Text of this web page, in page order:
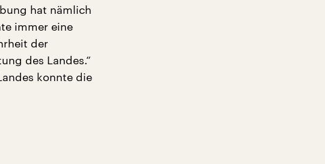
hat nämlich
immer eine
der
des Landes.“
konnte die